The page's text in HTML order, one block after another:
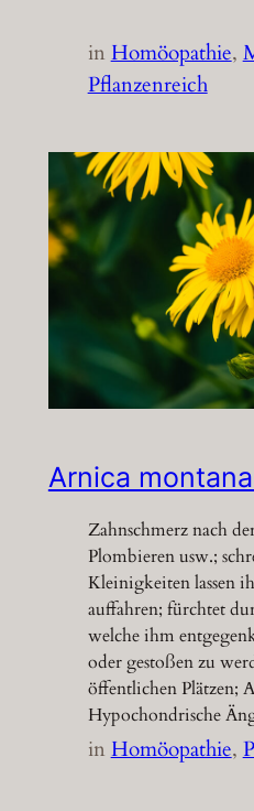
inHomöopathie,
Pflanzenreich
Arnica
Zahnschmerz nach
Plombieren usw.;
Kleinigkeiten lassen
auffahren; fürchtet
welche ihm
oder gestoßen zu
öffentlichen Plätzen;
Hypochondrische
inHomöopathie,